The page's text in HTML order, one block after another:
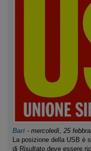
Bari - mercoledì, 25
La posizione della USB è
di Risultato deve essere